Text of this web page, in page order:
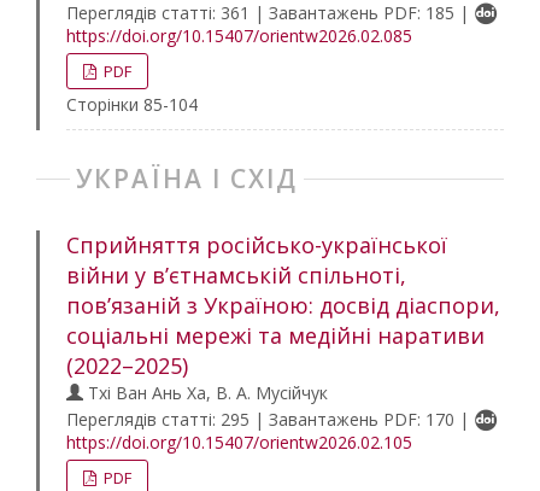
Переглядів статті: 361 | Завантажень PDF: 185 |
https://doi.org/10.15407/orientw2026.02.085
PDF
Сторінки 85-104
УКРАЇНА І СХІД
Сприйняття російсько-української
війни у в’єтнамській спільноті,
пов’язаній з Україною: досвід діаспори,
соціальні мережі та медійні наративи
(2022–2025)
Тхі Ван Ань Ха, В. А. Мусійчук
Переглядів статті: 295 | Завантажень PDF: 170 |
https://doi.org/10.15407/orientw2026.02.105
PDF